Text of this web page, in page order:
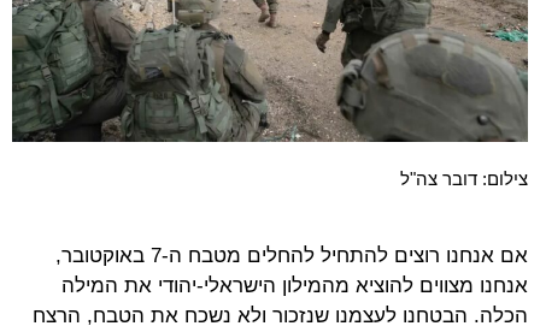
צילום: דובר צה"ל
אם אנחנו רוצים להתחיל להחלים מטבח ה-7 באוקטובר,
אנחנו מצווים להוציא מהמילון הישראלי-יהודי את המילה
הכלה. הבטחנו לעצמנו שנזכור ולא נשכח את הטבח, הרצח